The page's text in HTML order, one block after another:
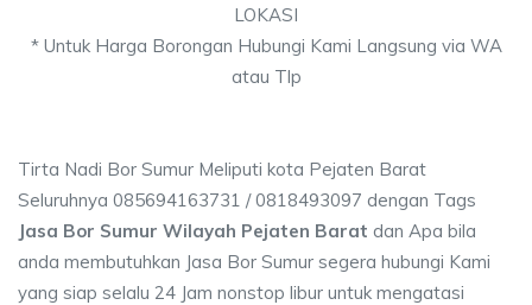
LOKASI
* Untuk Harga Borongan Hubungi Kami Langsung via WA
atau Tlp
Tirta Nadi Bor Sumur Meliputi kota Pejaten Barat
Seluruhnya 085694163731 / 0818493097 dengan Tags
Jasa Bor Sumur Wilayah Pejaten Barat dan Apa bila
anda membutuhkan Jasa Bor Sumur segera hubungi Kami
yang siap selalu 24 Jam nonstop libur untuk mengatasi